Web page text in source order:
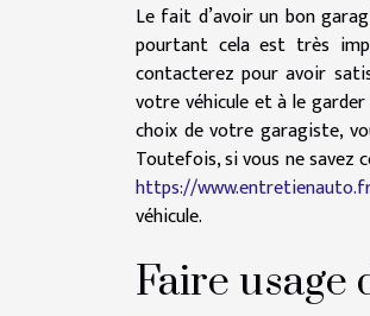
Le fait d’avoir un bon
pourtant cela est très
contacterez pour avoir
votre véhicule et à le
choix de votre garagiste,
Toutefois, si vous ne savez
https://
véhicule.
Faire usage